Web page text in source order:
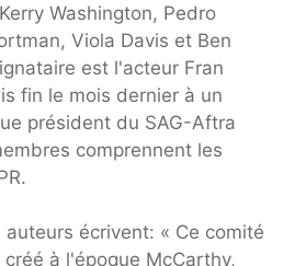
Washington, Pedro
Viola Davis et Ben
est l'acteur Fran
fin le mois dernier à un
président du SAG-Aftra
comprennent les
écrivent: « Ce comité
à l'époque McCarthy,